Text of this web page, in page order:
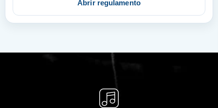
Abrir regulamento